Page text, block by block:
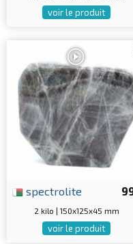
voir le produit
spectrolite
2 kilo | 150x125x45 mm
voir le produit